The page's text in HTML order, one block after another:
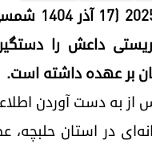
اواخر
داعش را
بر عهده داشته است.
از به دست آوردن